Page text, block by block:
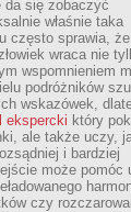
da się zobaczyć
właśnie taka
często sprawia,
wraca nie
wspomnieniem
podróżników
wskazówek,
ekspercki który
ale także uczy,
i bardziej
może pomóc
czy